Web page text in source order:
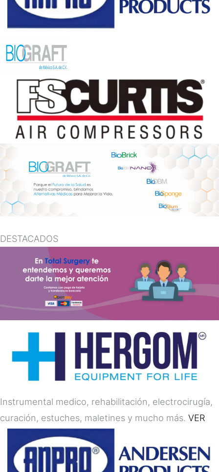
DESTACADOS
Instrumental medico, rehabilitación, electrocirugía,
curación, estuches, maletines y mucho más. VER